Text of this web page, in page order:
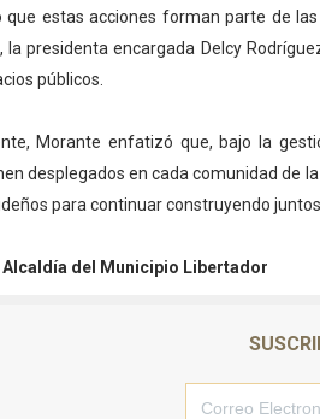
que estas acciones forman parte de
la presidenta encargada Delcy
públicos.
Morante enfatizó que, bajo la
desplegados en cada comunidad de
para continuar construyendo
Alcaldía del Municipio Libertador